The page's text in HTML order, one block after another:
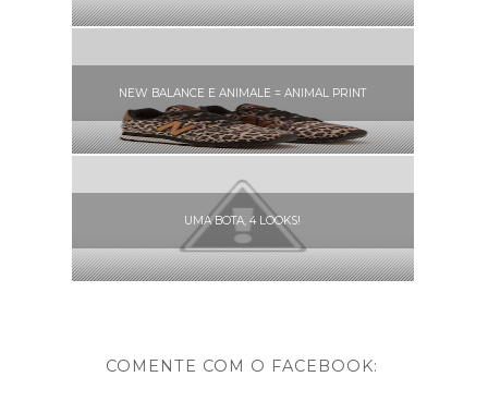
NEW BALANCE E ANIMALE = ANIMAL PRINT
UMA BOTA, 4 LOOKS!
COMENTE COM O FACEBOOK: